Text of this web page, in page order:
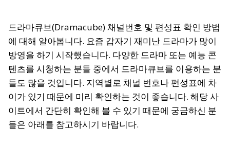
드라마큐브(Dramacube) 채널번호 및 편성표 확인 방법
에 대해 알아봅니다. 요즘 갑자기 재미난 드라마가 많이
방영을 하기 시작했습니다. 다양한 드라마 또는 예능 콘
텐츠를 시청하는 분들 중에서 드라마큐브를 이용하는 분
들도 많을 것입니다. 지역별로 채널 번호나 편성표에 차
이가 있기 때문에 미리 확인하는 것이 좋습니다. 해당 사
이트에서 간단히 확인해 볼 수 있기 때문에 궁금하신 분
들은 아래를 참고하시기 바랍니다.